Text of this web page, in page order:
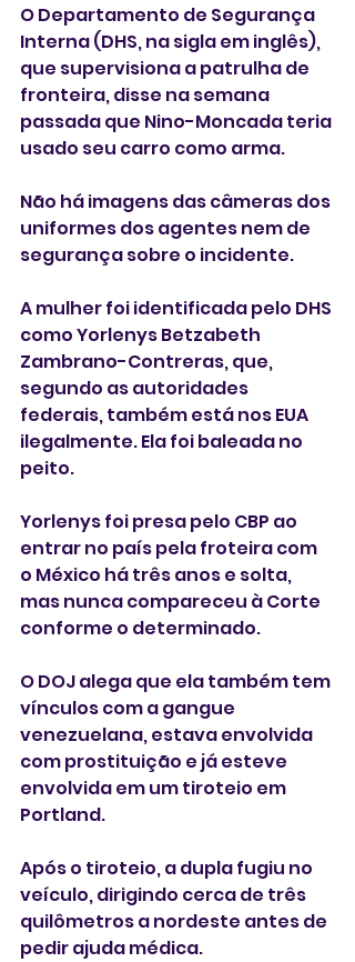
O Departamento de Segurança
Interna (DHS, na sigla em inglês),
que supervisiona a patrulha de
fronteira, disse na semana
passada que Nino-Moncada teria
usado seu carro como arma.
Não há imagens das câmeras dos
uniformes dos agentes nem de
segurança sobre o incidente.
A mulher foi identificada pelo DHS
como Yorlenys Betzabeth
Zambrano-Contreras, que,
segundo as autoridades
federais, também está nos EUA
ilegalmente. Ela foi baleada no
peito.
Yorlenys foi presa pelo CBP ao
entrar no país pela froteira com
o México há três anos e solta,
mas nunca compareceu à Corte
conforme o determinado.
O DOJ alega que ela também tem
vínculos com a gangue
‌venezuelana, estava envolvida
com prostituição e já esteve
envolvida em um tiroteio em
Portland.
Após o tiroteio, a dupla fugiu no
veículo, dirigindo cerca de três
quilômetros a nordeste antes de
pedir ajuda médica.